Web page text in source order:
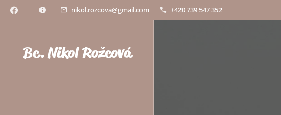
nikol.rozcova@gmail.com +420 739 547 352
Bc. Nikol Rožcová